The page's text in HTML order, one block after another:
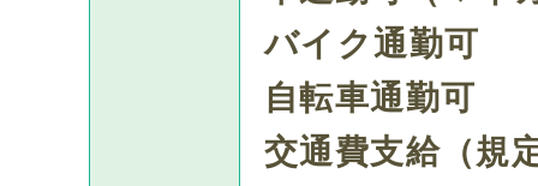
バイク通勤可
自転車通勤可
交通費支給（規